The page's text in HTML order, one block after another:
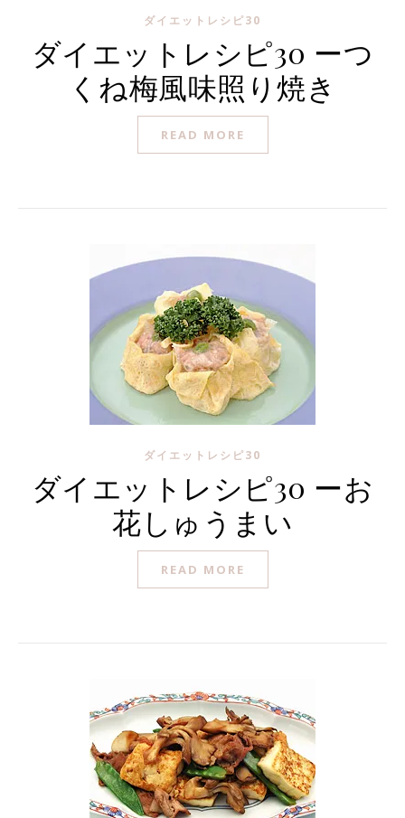
ダイエットレシピ30
ダイエットレシピ30 ーつ
くね梅風味照り焼き
READ MORE
ダイエットレシピ30
ダイエットレシピ30 ーお
花しゅうまい
READ MORE